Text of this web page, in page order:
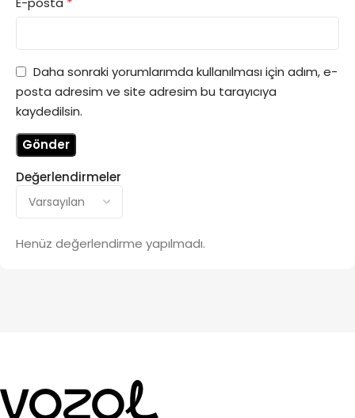
Değerlendirmeler
Henüz değerlendirme yapılmadı.
Daha sonraki yorumlarımda kullanılması için adım, e-
posta adresim ve site adresim bu tarayıcıya
kaydedilsin.